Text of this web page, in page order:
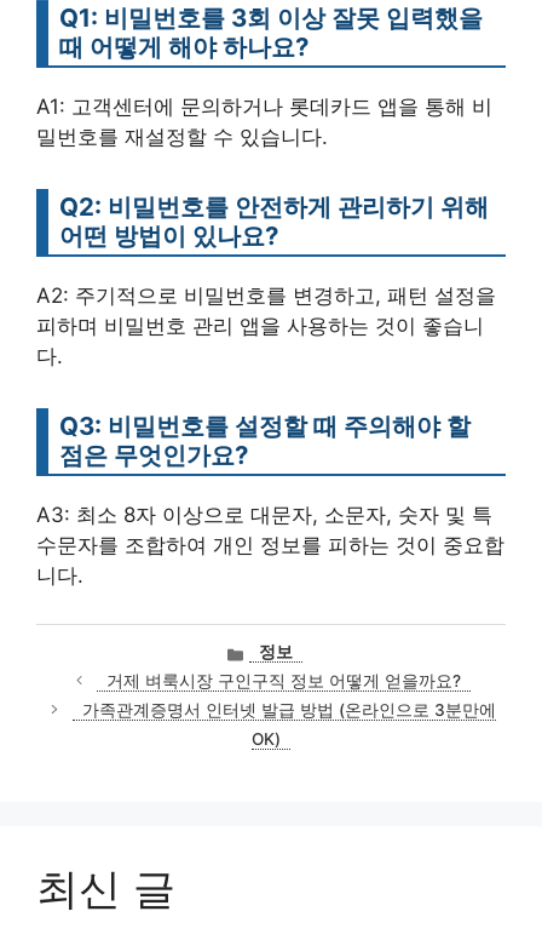
Q1: 비밀번호를 3회 이상 잘못 입력했을
때 어떻게 해야 하나요?
A1: 고객센터에 문의하거나 롯데카드 앱을 통해 비
밀번호를 재설정할 수 있습니다.
Q2: 비밀번호를 안전하게 관리하기 위해
어떤 방법이 있나요?
A2: 주기적으로 비밀번호를 변경하고, 패턴 설정을
피하며 비밀번호 관리 앱을 사용하는 것이 좋습니
다.
Q3: 비밀번호를 설정할 때 주의해야 할
점은 무엇인가요?
A3: 최소 8자 이상으로 대문자, 소문자, 숫자 및 특
수문자를 조합하여 개인 정보를 피하는 것이 중요합
니다.
카
테
고
리
정보
거제 벼룩시장 구인구직 정보 어떻게 얻을까요?
가족관계증명서 인터넷 발급 방법 (온라인으로 3분만에
OK)
최신 글